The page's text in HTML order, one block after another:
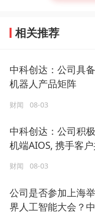
相关推荐
中科创达：公司具
机器人产品矩阵
财闻 08-03
中科创达：公司积
机端AIOS, 携手客
财闻 08-03
公司是否参加上海
界人工智能大会？